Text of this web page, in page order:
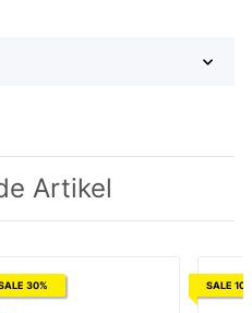
Artikel
30% SALE